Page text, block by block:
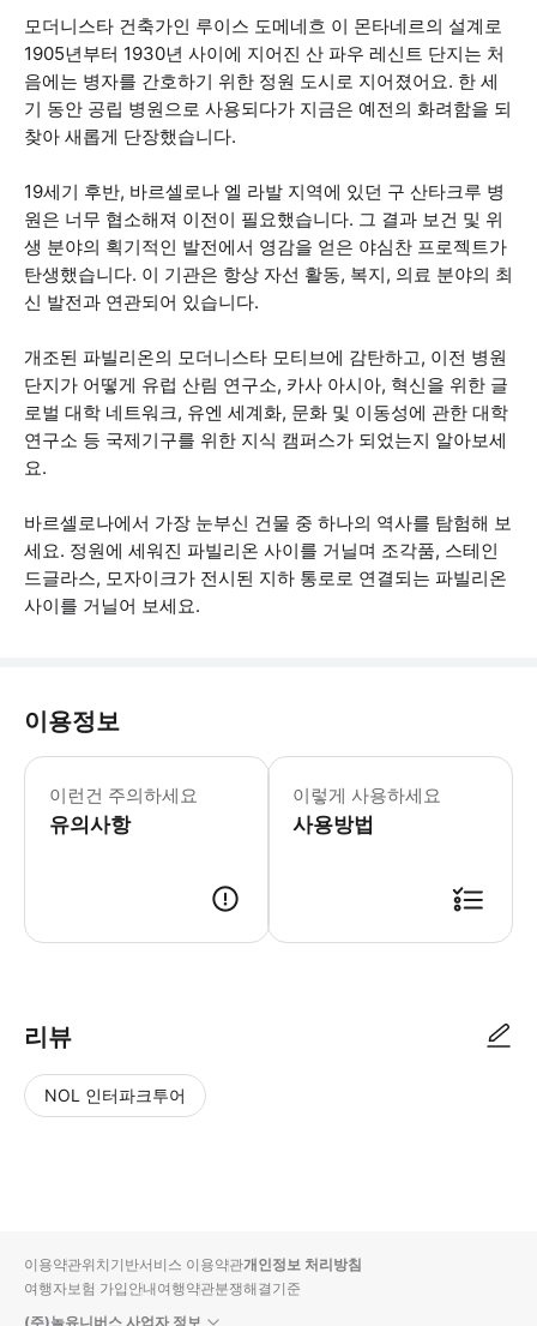
모더니스타 건축가인 루이스 도메네흐 이 몬타네르의 설계로
1905년부터 1930년 사이에 지어진 산 파우 레신트 단지는 처
음에는 병자를 간호하기 위한 정원 도시로 지어졌어요. 한 세
기 동안 공립 병원으로 사용되다가 지금은 예전의 화려함을 되
찾아 새롭게 단장했습니다.
19세기 후반, 바르셀로나 엘 라발 지역에 있던 구 산타크루 병
원은 너무 협소해져 이전이 필요했습니다. 그 결과 보건 및 위
생 분야의 획기적인 발전에서 영감을 얻은 야심찬 프로젝트가
탄생했습니다. 이 기관은 항상 자선 활동, 복지, 의료 분야의 최
신 발전과 연관되어 있습니다.
개조된 파빌리온의 모더니스타 모티브에 감탄하고, 이전 병원
단지가 어떻게 유럽 산림 연구소, 카사 아시아, 혁신을 위한 글
로벌 대학 네트워크, 유엔 세계화, 문화 및 이동성에 관한 대학
연구소 등 국제기구를 위한 지식 캠퍼스가 되었는지 알아보세
요.
바르셀로나에서 가장 눈부신 건물 중 하나의 역사를 탐험해 보
세요. 정원에 세워진 파빌리온 사이를 거닐며 조각품, 스테인
드글라스, 모자이크가 전시된 지하 통로로 연결되는 파빌리온
사이를 거닐어 보세요.
이용정보
이런건 주의하세요
유의사항
- 매월 첫째 주 일요일에는 65세 이상
이렇게 사용하세요
사용방법
리뷰
NOL 인터파크투어
입니
다.
순
상
이용약관위치기반서비스 이용약관개인정보 처리방침
여행자보험 가입안내여행약관분쟁해결기준
(주)놀유니버스 사업자 정보